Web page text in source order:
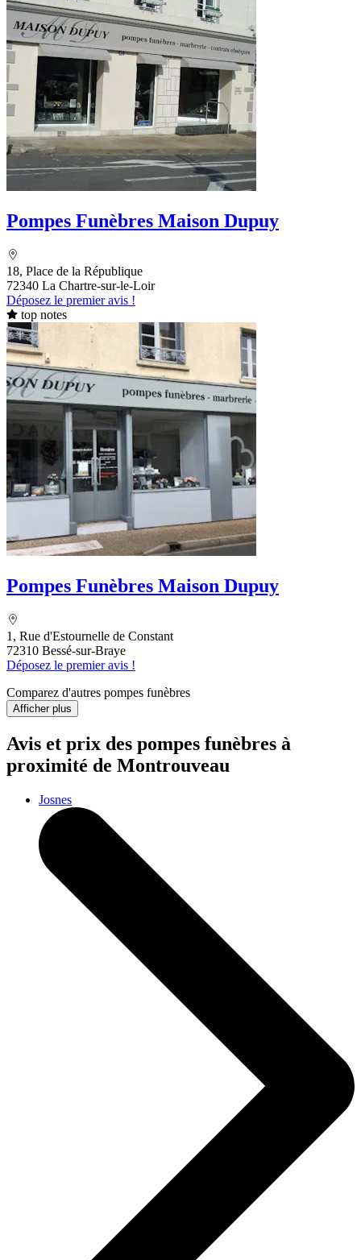
Pompes Funèbres Maison Dupuy
18, Place de la République
72340 La Chartre-sur-le-Loir
Déposez le premier avis !
top notes
Pompes Funèbres Maison Dupuy
1, Rue d'Estournelle de Constant
72310 Bessé-sur-Braye
Déposez le premier avis !
Comparez d'autres pompes funèbres
Afficher plus
Avis et prix des pompes funèbres à
proximité de Montrouveau
Josnes